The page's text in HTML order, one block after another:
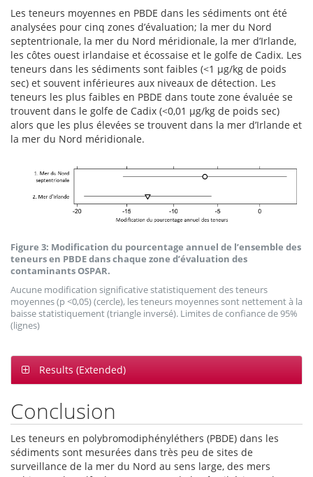
Les teneurs moyennes en PBDE dans les sédiments ont été
analysées pour cinq zones d’évaluation; la mer du Nord
septentrionale, la mer du Nord méridionale, la mer d’Irlande,
les côtes ouest irlandaise et écossaise et le golfe de Cadix. Les
teneurs dans les sédiments sont faibles (<1 µg/kg de poids
sec) et souvent inférieures aux niveaux de détection. Les
teneurs les plus faibles en PBDE dans toute zone évaluée se
trouvent dans le golfe de Cadix (<0,01 µg/kg de poids sec)
alors que les plus élevées se trouvent dans la mer d’Irlande et
la mer du Nord méridionale.
Figure 3: Modification du pourcentage annuel de l’ensemble des
teneurs en PBDE dans chaque zone d’évaluation des
contaminants OSPAR.
Aucune modification significative statistiquement des teneurs
moyennes (p <0,05) (cercle), les teneurs moyennes sont nettement à la
baisse statistiquement (triangle inversé). Limites de confiance de 95%
(lignes)
Results (Extended)
Conclusion
Les teneurs en polybromodiphényléthers (PBDE) dans les
sédiments sont mesurées dans très peu de sites de
surveillance de la mer du Nord au sens large, des mers